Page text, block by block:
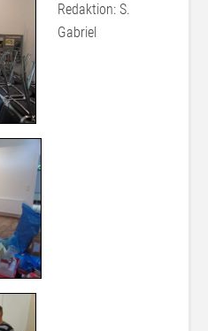
Redaktion: S.
Gabriel